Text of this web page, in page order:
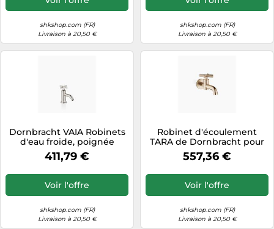
shkshop.com (FR)
Livraison à 20,50 €
shkshop.com (FR)
Livraison à 20,50 €
Dornbracht VAIA Robinets
d'eau froide, poignée
croisillon, saillie 89mm,
17500809-06, Couleur:
411,79 €
Voir l'offre
shkshop.com (FR)
Livraison à 20,50 €
Robinet d'écoulement
TARA de Dornbracht pour
montage mural, eau froide,
30010892-46, Couleur:
557,36 €
Voir l'offre
shkshop.com (FR)
Livraison à 20,50 €